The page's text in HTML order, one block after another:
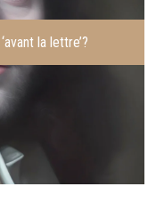
la lettre’?